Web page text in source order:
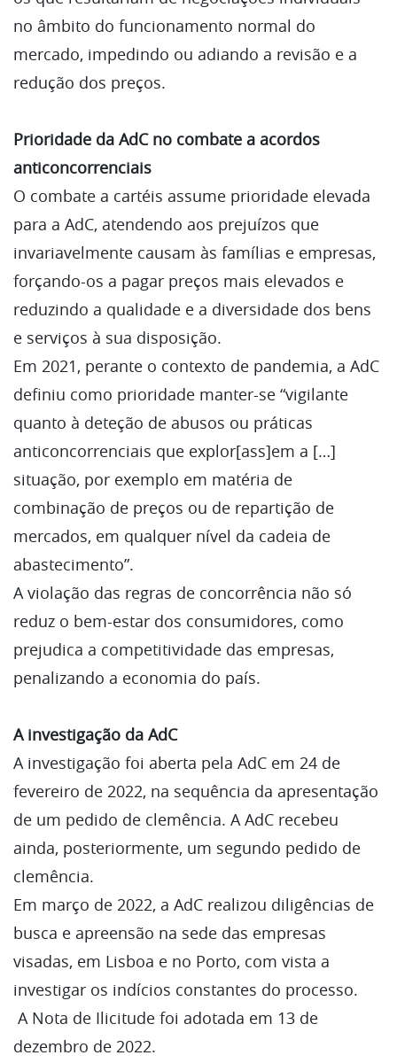
no âmbito do funcionamento normal do
mercado, impedindo ou adiando a revisão e a
redução dos preços.
Prioridade da AdC no combate a acordos
anticoncorrenciais
O combate a cartéis assume prioridade elevada
para a AdC, atendendo aos prejuízos que
invariavelmente causam às famílias e empresas,
forçando-os a pagar preços mais elevados e
reduzindo a qualidade e a diversidade dos bens
e serviços à sua disposição.
Em 2021, perante o contexto de pandemia, a AdC
definiu como prioridade manter-se “vigilante
quanto à deteção de abusos ou práticas
anticoncorrenciais que explor[ass]em a […]
situação, por exemplo em matéria de
combinação de preços ou de repartição de
mercados, em qualquer nível da cadeia de
abastecimento”.
A violação das regras de concorrência não só
reduz o bem-estar dos consumidores, como
prejudica a competitividade das empresas,
penalizando a economia do país.
A investigação da AdC
A investigação foi aberta pela AdC em 24 de
fevereiro de 2022, na sequência da apresentação
de um pedido de clemência. A AdC recebeu
ainda, posteriormente, um segundo pedido de
clemência.
Em março de 2022, a AdC realizou diligências de
busca e apreensão na sede das empresas
visadas, em Lisboa e no Porto, com vista a
investigar os indícios constantes do processo.
A Nota de Ilicitude foi adotada em 13 de
dezembro de 2022.